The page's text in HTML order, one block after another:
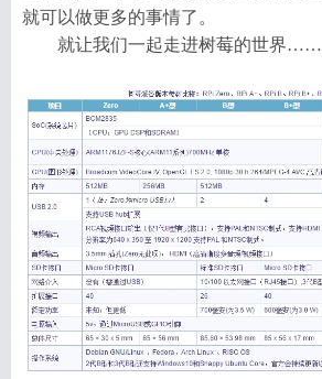
就可以做更多的事情了。
就让我们一起走进树莓的世界……